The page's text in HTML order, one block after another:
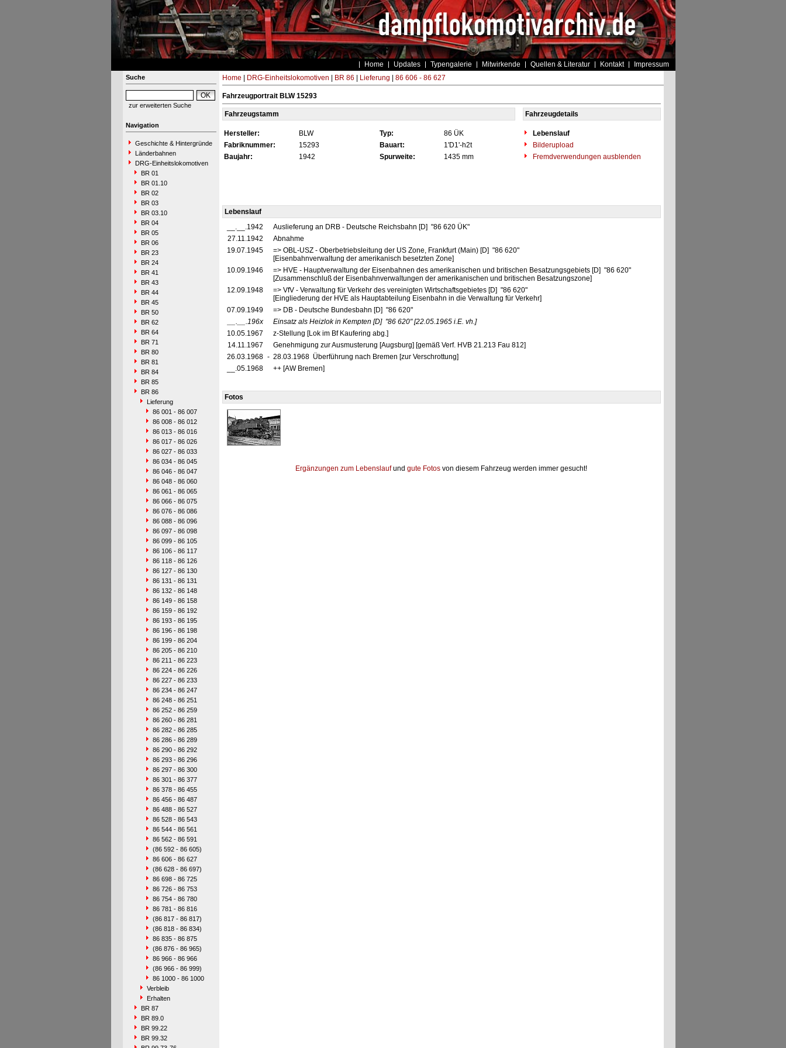
Home Updates Typengalerie Mitwirkende Quellen & Literatur Kontakt Impressum
Suche
zur erweiterten Suche
Navigation
Geschichte & Hintergründe
Länderbahnen
DRG-Einheitslokomotiven
BR 01
BR 01.10
BR 02
BR 03
BR 03.10
BR 04
BR 05
BR 06
BR 23
BR 24
BR 41
BR 43
BR 44
BR 45
BR 50
BR 62
BR 64
BR 71
BR 80
BR 81
BR 84
BR 85
BR 86
Lieferung
86 001 - 86 007
86 008 - 86 012
86 013 - 86 016
86 017 - 86 026
86 027 - 86 033
86 034 - 86 045
86 046 - 86 047
86 048 - 86 060
86 061 - 86 065
86 066 - 86 075
86 076 - 86 086
86 088 - 86 096
86 097 - 86 098
86 099 - 86 105
86 106 - 86 117
86 118 - 86 126
86 127 - 86 130
86 131 - 86 131
86 132 - 86 148
86 149 - 86 158
86 159 - 86 192
86 193 - 86 195
86 196 - 86 198
86 199 - 86 204
86 205 - 86 210
86 211 - 86 223
86 224 - 86 226
86 227 - 86 233
86 234 - 86 247
86 248 - 86 251
86 252 - 86 259
86 260 - 86 281
86 282 - 86 285
86 286 - 86 289
86 290 - 86 292
86 293 - 86 296
86 297 - 86 300
86 301 - 86 377
86 378 - 86 455
86 456 - 86 487
86 488 - 86 527
86 528 - 86 543
86 544 - 86 561
86 562 - 86 591
(86 592 - 86 605)
86 606 - 86 627
(86 628 - 86 697)
86 698 - 86 725
86 726 - 86 753
86 754 - 86 780
86 781 - 86 816
(86 817 - 86 817)
(86 818 - 86 834)
86 835 - 86 875
(86 876 - 86 965)
86 966 - 86 966
(86 966 - 86 999)
86 1000 - 86 1000
Verbleib
Erhalten
BR 87
BR 89.0
BR 99.22
BR 99.32
Home DRG-Einheitslokomotiven BR 86 Lieferung 86 606 - 86 627
Fahrzeugportrait BLW 15293
Fahrzeugstamm Fahrzeugdetails
Hersteller: BLW Typ: 86 ÜK
Lebenslauf
Fabriknummer:
15293 Bauart: 1'D1'-h2t
Bilderupload
Baujahr:
1942 Spurweite: 1435 mm Fremdverwendungen ausblenden
Lebenslauf
__.__.1942
Auslieferung an DRB - Deutsche Reichsbahn [D] "86 620 ÜK"
27.11.1942
Abnahme
19.07.1945
=> OBL-USZ - Oberbetriebsleitung der US Zone, Frankfurt (Main) [D] "86 620"
[Eisenbahnverwaltung der amerikanisch besetzten Zone]
10.09.1946
=> HVE - Hauptverwaltung der Eisenbahnen des amerikanischen und britischen Besatzungsgebiets [D] "86 620"
[Zusammenschluß der Eisenbahnverwaltungen der amerikanischen und britischen Besatzungszone]
12.09.1948
=> VfV - Verwaltung für Verkehr des vereinigten Wirtschaftsgebietes [D] "86 620"
[Eingliederung der HVE als Hauptabteilung Eisenbahn in die Verwaltung für Verkehr]
07.09.1949
=> DB - Deutsche Bundesbahn [D] "86 620"
__.__.196x
Einsatz als Heizlok in Kempten [D] "86 620" [22.05.1965 i.E. vh.]
10.05.1967
z-Stellung [Lok im Bf Kaufering abg.]
14.11.1967
Genehmigung zur Ausmusterung [Augsburg] [gemäß Verf. HVB 21.213 Fau 812]
26.03.1968 - 28.03.1968 Überführung nach Bremen [zur Verschrottung]
__.05.1968
++ [AW Bremen]
Fotos
Ergänzungen zum Lebenslaufund gute Fotos von diesem Fahrzeug werden immer gesucht!